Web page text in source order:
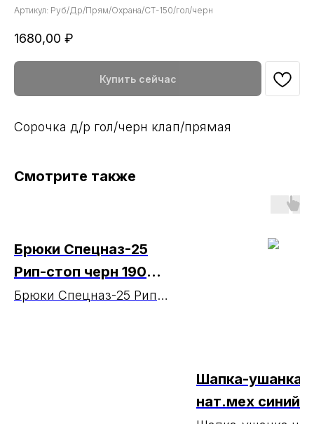
Артикул: Руб/Др/Прям/Охрана/СТ-150/гол/черн
1680,00 ₽
Купить сейчас
Сорочка д/р гол/черн клап/прямая
Смотрите также
Брюки Спецназ-25
Рип-стоп черн 190
МАРКА
Брюки Спецназ-25 Рип-
Шапка-ушанка
нат.мех синий